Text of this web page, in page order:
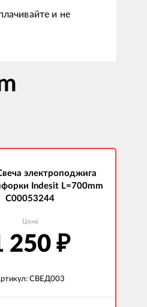
и не
электроподжига
Indesit L=700mm
C00053244
Цена
250 ₽
СВЕД003